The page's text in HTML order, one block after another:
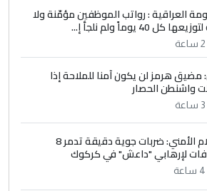
مهدي حسن ...
الحج تصدر قرارا يخص "لم الشمل"
قرعة الحج
مهدي حسن ...
الحج تصدر قرارا يخص "لم الشمل"
قرعة الحج
العراقية : رواتب الموظفين مؤمّنة ولا
كل 40 يوماً ولم نلجأ إ...
مضيق هرمز لن يكون آمنا للملاحة إذا
واشنطن الحصار
الإعلام الأمني: ضربات جوية دقيقة تدمر 8
لإرهابي "داعش" في كركوك